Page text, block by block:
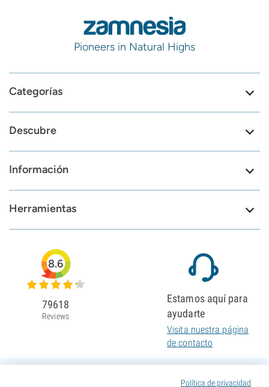
Pioneers in Natural Highs
Categorías
Descubre
Información
Herramientas
Política de privacidad
8.6
79618
Reviews
Estamos aquí para
ayudarte
Visita nuestra página
de contacto